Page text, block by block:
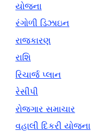
યોજના
રંગોળી ડિઝાઇન
રાજકારણ
રાશિ
રિચાર્જ પ્લાન
રેસીપી
રોજગાર સમાચાર
વહાલી દિકરી યોજના